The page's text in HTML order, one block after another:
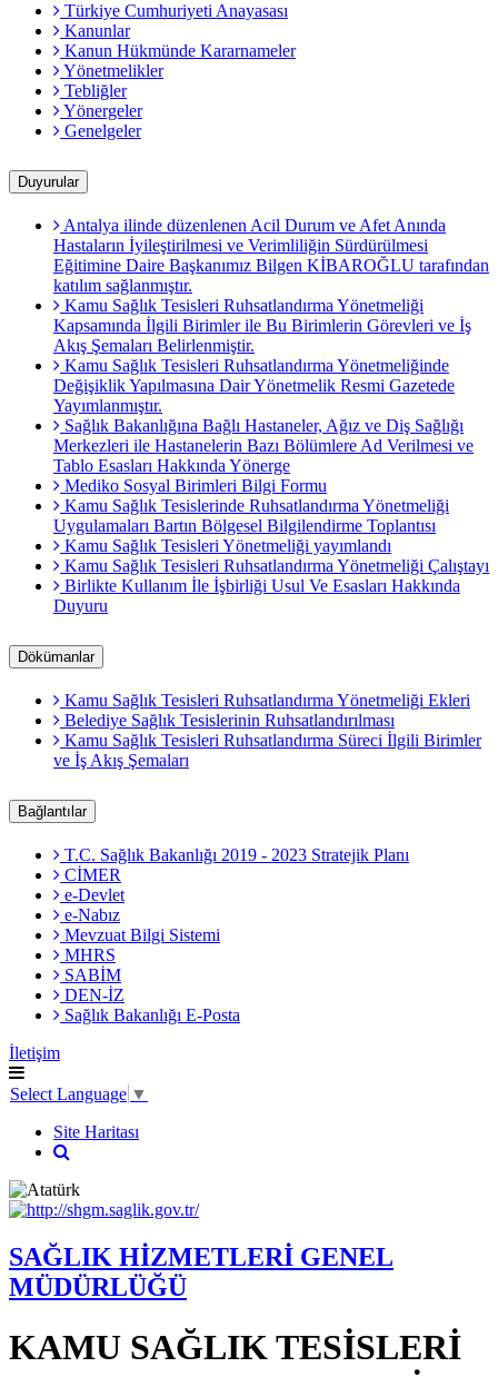
Türkiye Cumhuriyeti Anayasası
Kanunlar
Kanun Hükmünde Kararnameler
Yönetmelikler
Tebliğler
Yönergeler
Genelgeler
Duyurular
Antalya ilinde düzenlenen Acil Durum ve Afet Anında
Hastaların İyileştirilmesi ve Verimliliğin Sürdürülmesi
Eğitimine Daire Başkanımız Bilgen KİBAROĞLU tarafından
katılım sağlanmıştır.
Kamu Sağlık Tesisleri Ruhsatlandırma Yönetmeliği
Kapsamında İlgili Birimler ile Bu Birimlerin Görevleri ve İş
Akış Şemaları Belirlenmiştir.
Kamu Sağlık Tesisleri Ruhsatlandırma Yönetmeliğinde
Değişiklik Yapılmasına Dair Yönetmelik Resmi Gazetede
Yayımlanmıştır.
Sağlık Bakanlığına Bağlı Hastaneler, Ağız ve Diş Sağlığı
Merkezleri ile Hastanelerin Bazı Bölümlere Ad Verilmesi ve
Tablo Esasları Hakkında Yönerge
Mediko Sosyal Birimleri Bilgi Formu
Kamu Sağlık Tesislerinde Ruhsatlandırma Yönetmeliği
Uygulamaları Bartın Bölgesel Bilgilendirme Toplantısı
Kamu Sağlık Tesisleri Yönetmeliği yayımlandı
Kamu Sağlık Tesisleri Ruhsatlandırma Yönetmeliği Çalıştayı
Birlikte Kullanım İle İşbirliği Usul Ve Esasları Hakkında
Duyuru
Dökümanlar
Kamu Sağlık Tesisleri Ruhsatlandırma Yönetmeliği Ekleri
Belediye Sağlık Tesislerinin Ruhsatlandırılması
Kamu Sağlık Tesisleri Ruhsatlandırma Süreci İlgili Birimler
ve İş Akış Şemaları
Bağlantılar
T.C. Sağlık Bakanlığı 2019 - 2023 Stratejik Planı
CİMER
e-Devlet
e-Nabız
Mevzuat Bilgi Sistemi
MHRS
SABİM
DEN-İZ
Sağlık Bakanlığı E-Posta
İletişim
Select Language ▼
Site Haritası
SAĞLIK HİZMETLERİ GENEL
MÜDÜRLÜĞÜ
KAMU SAĞLIK TESİSLERİ